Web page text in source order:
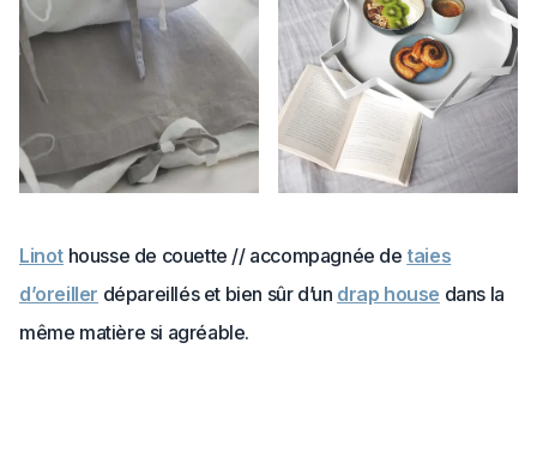
Linot housse de couette // accompagnée de taies
d’oreiller dépareillés et bien sûr d’un drap house dans la
même matière si agréable.